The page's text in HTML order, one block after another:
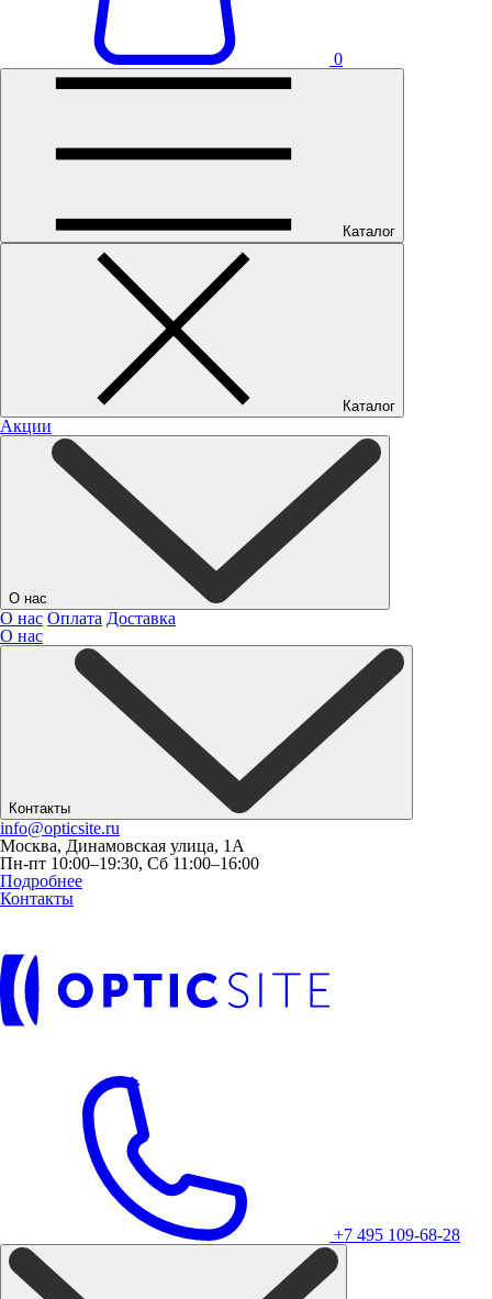
0
Каталог
Каталог
Акции
О нас
О нас Оплата Доставка
О нас
Контакты
info@opticsite.ru
Москва, Динамовская улица, 1А
Пн-пт 10:00–19:30, Сб 11:00–16:00
Подробнее
Контакты
+7 495 109-68-28